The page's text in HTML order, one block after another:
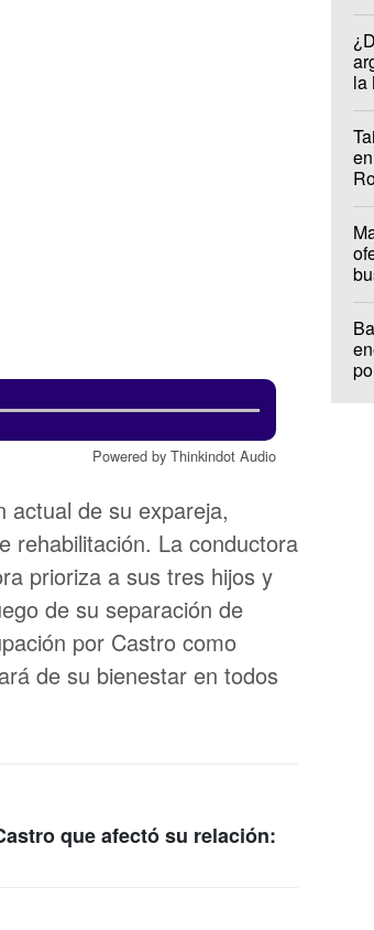
Powered by Thinkindot Audio
actual de su expareja,
rehabilitación. La conductora
prioriza a sus tres hijos y
de su separación de
por Castro como
de su bienestar en todos
que afectó su relación:
la